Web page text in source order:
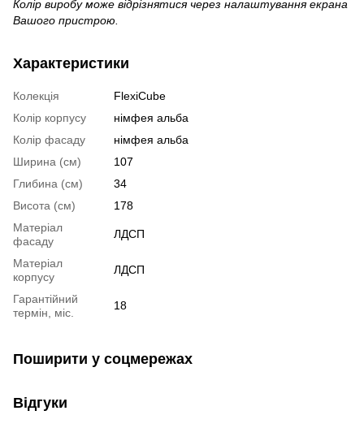
Колір виробу може відрізнятися через налаштування екрана
Вашого пристрою.
Характеристики
Колекція
FlexiCube
Колір корпусу
німфея альба
Колір фасаду
німфея альба
Ширина (см)
107
Глибина (см)
34
Висота (см)
178
Матеріал
фасаду
ЛДСП
Матеріал
корпусу
ЛДСП
Гарантійний
термін, міс.
18
Поширити у соцмережах
Відгуки